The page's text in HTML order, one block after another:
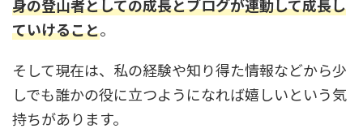
身の登山者としての成長とブログが連動して成長し
ていけること。
そして現在は、私の経験や知り得た情報などから少
しでも誰かの役に立つようになれば嬉しいという気
持ちがあります。